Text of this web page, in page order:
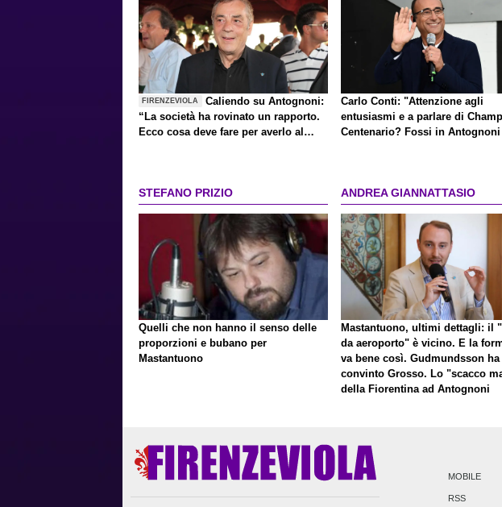
FIRENZEVIOLA
Caliendo su Antognoni:
“La società ha rovinato un rapporto.
Ecco cosa deve fare per averlo al
Carlo Conti: "Attenzione agli
entusiasmi e a parlare di
Centenario? Fossi in
STEFANO PRIZIO
Quelli che non hanno il senso delle
proporzioni e bubano per
Mastantuono
ANDREA GIANNATTASIO
Mastantuono, ultimi dettagli: il
da aeroporto" è vicino. E la
va bene così. Gudmundsson ha
convinto Grosso. Lo "scacco
della Fiorentina ad Antognoni
MOBILE
RSS